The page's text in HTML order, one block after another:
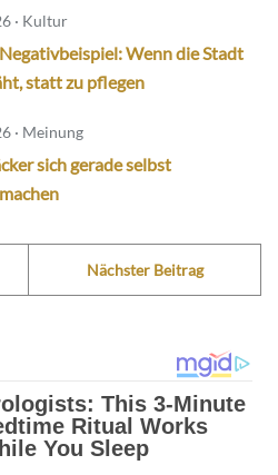
· Kultur
Wenn die Stadt
statt zu pflegen
· Meinung
sich gerade selbst
Nächster Beitrag